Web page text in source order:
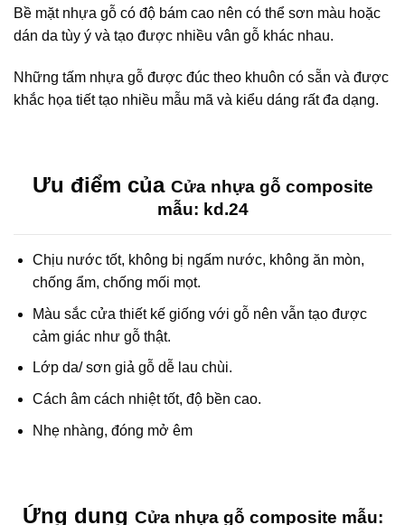
Bề mặt nhựa gỗ có độ bám cao nên có thể sơn màu hoặc
dán da tùy ý và tạo được nhiều vân gỗ khác nhau.
Những tấm nhựa gỗ được đúc theo khuôn có sẵn và được
khắc họa tiết tạo nhiều mẫu mã và kiểu dáng rất đa dạng.
Ưu điểm của Cửa nhựa gỗ composite
mẫu: kd.24
Chịu nước tốt, không bị ngấm nước, không ăn mòn,
chống ẩm, chống mối mọt.
Màu sắc cửa thiết kế giống với gỗ nên vẫn tạo được
cảm giác như gỗ thật.
Lớp da/ sơn giả gỗ dễ lau chùi.
Cách âm cách nhiệt tốt, độ bền cao.
Nhẹ nhàng, đóng mở êm
Ứng dụng Cửa nhựa gỗ composite mẫu: